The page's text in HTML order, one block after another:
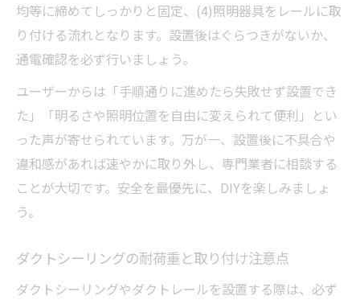
均等に締めてしっかりと固定、(4)照明器具をレールに取
り付ける流れとなります。設置後はぐらつきがないか、
通電確認を必ず行いましょう。
ユーザーからは「手順通りに進めたら失敗せず設置でき
た」「明るさや照明位置を自由に変えられて便利」とい
った声が寄せられています。万が一、設置後に不具合や
違和感があれば速やかに取り外し、専門業者に相談する
ことが大切です。安全を最優先に、DIYを楽しみましょ
う。
ダクトシーリングの耐荷重と取り付け注意点
ダクトシーリングやダクトレールを設置する際は、必ず